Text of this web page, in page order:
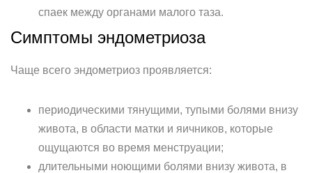
спаек между органами малого таза.
Симптомы эндометриоза
Чаще всего эндометриоз проявляется:
периодическими тянущими, тупыми болями внизу
живота, в области матки и яичников, которые
ощущаются во время менструации;
длительными ноющими болями внизу живота, в